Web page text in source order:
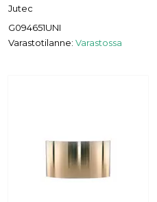
Jutec
G094651UNI
Varastotilanne: Varastossa